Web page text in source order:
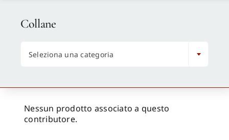
Distribuzione Wolrdwide
CONSIP / MEPA / ANVUR / CINECA
Nessun prodotto associato a questo
contributore.
Collane
Seleziona una categoria